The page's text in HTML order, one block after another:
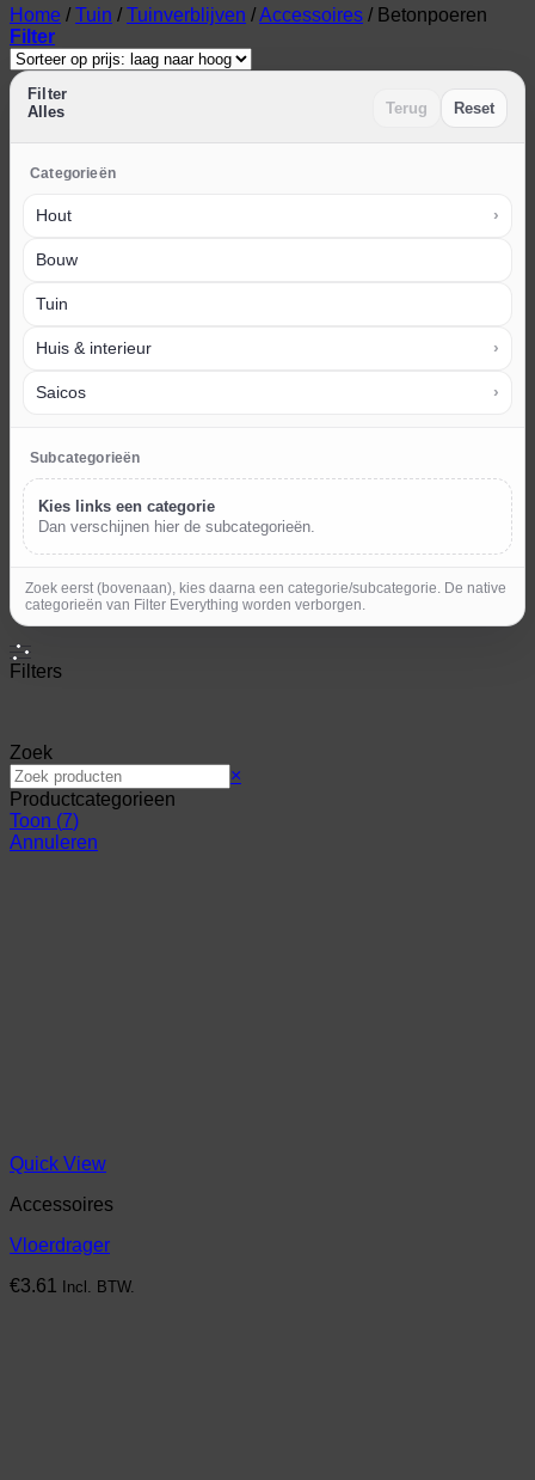
Home / Tuin / Tuinverblijven /Accessoires / Betonpoeren
Filter
Filter
Alles
Terug Reset
Categorieën
Hout ›
Bouw
Tuin
Huis & interieur ›
Saicos ›
Subcategorieën
Kies links een categorie
Dan verschijnen hier de subcategorieën.
Zoek eerst (bovenaan), kies daarna een categorie/subcategorie. De native
categorieën van Filter Everything worden verborgen.
Filters
Zoek
Zoek
×
Productcategorieen
Toon (7)
Annuleren
Quick View
Accessoires
Vloerdrager
€3.61 Incl. BTW.